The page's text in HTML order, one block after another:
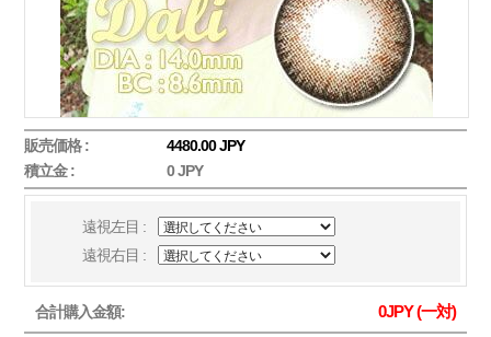
販売価格 :
4480.00 JPY
積立金 :
0 JPY
遠視左目 :
遠視右目 :
合計購入金額: 0JPY (一対)